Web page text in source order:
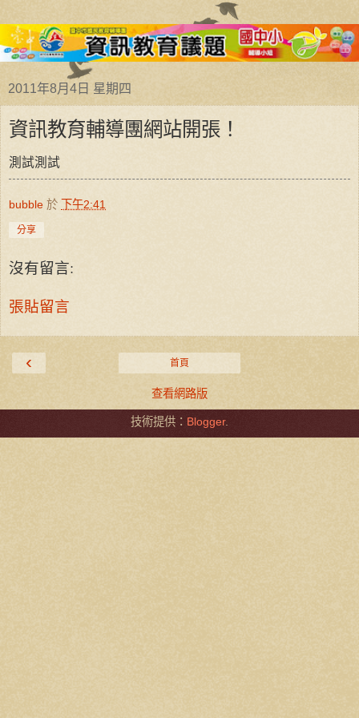
2011年8月4日 星期四
資訊教育輔導團網站開張！
測試測試
bubble 於 下午2:41
分享
沒有留言:
張貼留言
‹ 首頁
查看網路版
技術提供： Blogger.